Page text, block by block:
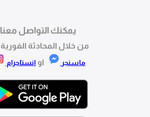
يمكنك التواصل معنا
من خلال المحادثة الفورية
ماسنجر او انستاجرام